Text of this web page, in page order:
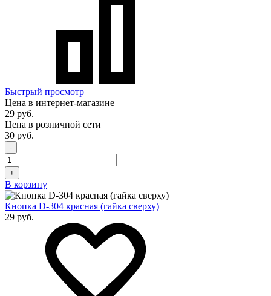
Быстрый просмотр
Цена в интернет-магазине
29 руб.
Цена в розничной сети
30 руб.
-
+
В корзину
Кнопка D-304 красная (гайка сверху)
29 руб.